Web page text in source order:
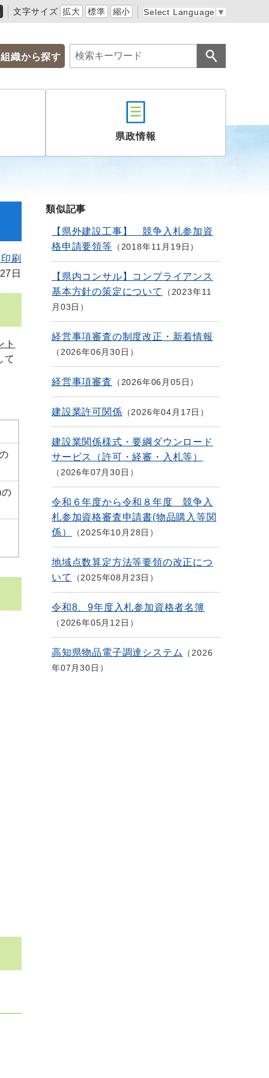
文字サイズ 拡大 標準 縮小 Select Language ▼
組織から探す
県政情報
刷
日
ト
て
類似記事
【県外建設工事】 競争入札参加資
格申請要領等
2018年11月19日
【県内コンサル】コンプライアンス
基本方針の策定について
2023年11
月03日
経営事項審査の制度改正・新着情報
2026年06月30日
経営事項審査 2026年06月05日
建設業許可関係 2026年04月17日
建設業関係様式・要綱ダウンロード
サービス（許可・経審・入札等）
2026年07月30日
令和６年度から令和８年度 競争入
札参加資格審査申請書(物品購入等関
係）
2025年10月28日
地域点数算定方法等要領の改正につ
いて
2025年08月23日
令和8、9年度入札参加資格者名簿
2026年05月12日
高知県物品電子調達システム
2026
年07月30日